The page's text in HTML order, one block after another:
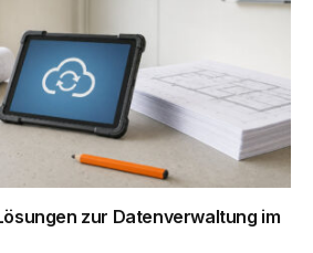
zur Datenverwaltung im